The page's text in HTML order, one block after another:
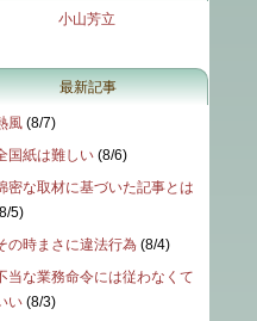
小山芳立
最新記事
風 (8/7)
国紙は難しい (8/6)
密な取材に基づいた記事とは
8/5)
の時まさに違法行為 (8/4)
当な業務命令には従わなくて
い (8/3)